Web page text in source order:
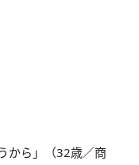
から」（32歳／商